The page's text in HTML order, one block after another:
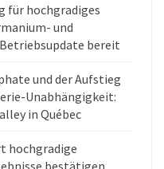
für hochgradiges
und
bereit
und der Aufstieg
Unabhängigkeit:
in Québec
hochgradige
bestätigen